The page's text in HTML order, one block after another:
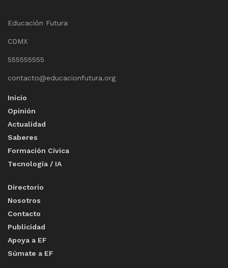
Educación Futura
CDMX
555555555
contacto@educacionfutura.org
Inicio
Opinión
Actualidad
Saberes
Formación Cívica
Tecnología / IA
Directorio
Nosotros
Contacto
Publicidad
Apoya a EF
Súmate a EF